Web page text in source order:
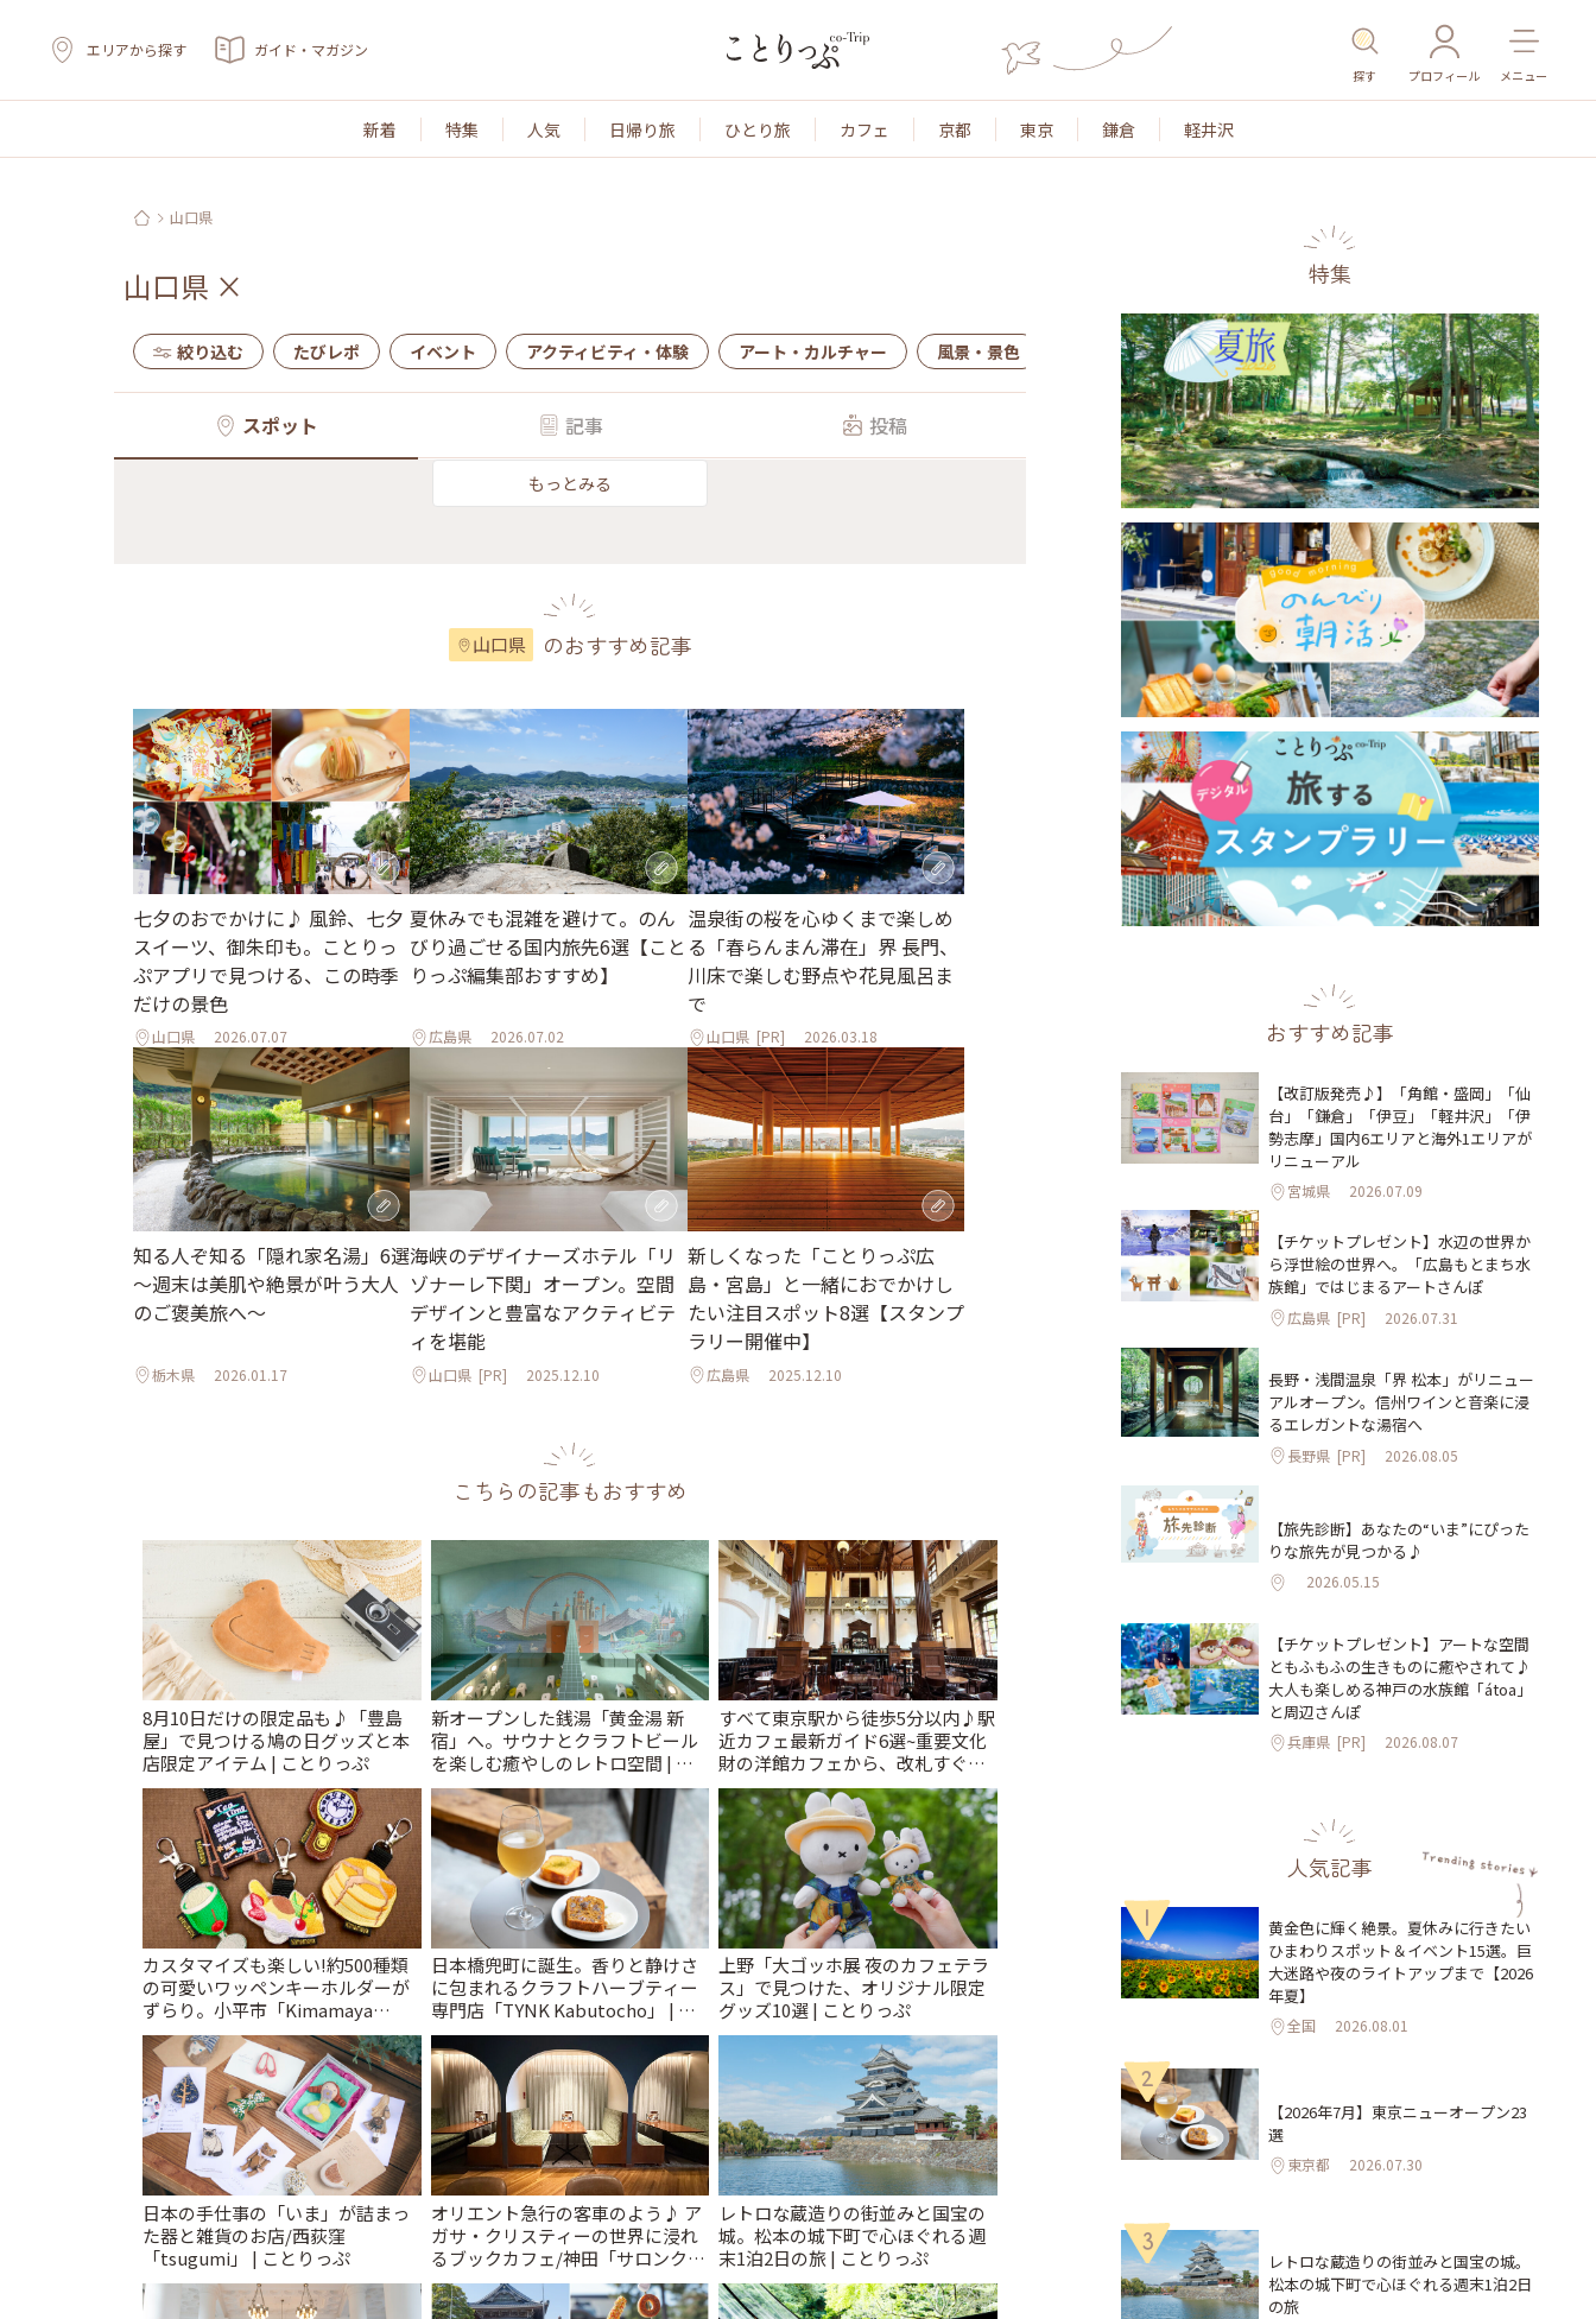
エリアから探す ガイド・マガジン
探す プロフィール メニュー
新着 特集 人気 日帰り旅 ひとり旅 カフェ 京都 東京 鎌倉 軽井沢
山口県
山口県 ×
絞り込む たびレポ イベント アクティビティ・体験 アート・カルチャー 風景・景色 名所・旧跡 温泉・スパ その他施設 ごはん
スポット 記事 投稿
もっとみる
山口県 のおすすめ記事
七夕のおでかけに♪ 風鈴、七夕
スイーツ、御朱印も。ことりっ
ぷアプリで見つける、この時季
だけの景色
山口県 2026.07.07
夏休みでも混雑を避けて。のん
びり過ごせる国内旅先6選【こと
りっぷ編集部おすすめ】
広島県 2026.07.02
温泉街の桜を心ゆくまで楽しめ
る「春らんまん滞在」界 長門、
川床で楽しむ野点や花見風呂ま
で
山口県[PR] 2026.03.18
知る人ぞ知る「隠れ家名湯」6選
～週末は美肌や絶景が叶う大人
のご褒美旅へ～
栃木県 2026.01.17
海峡のデザイナーズホテル「リ
ゾナーレ下関」オープン。空間
デザインと豊富なアクティビテ
ィを堪能
山口県 [PR] 2025.12.10
新しくなった「ことりっぷ広
島・宮島」と一緒におでかけし
たい注目スポット8選【スタンプ
ラリー開催中】
広島県 2025.12.10
こちらの記事もおすすめ
8月10日だけの限定品も♪「豊島
屋」で見つける鳩の日グッズと本
店限定アイテム | ことりっぷ
新オープンした銭湯「黄金湯 新
宿」へ。サウナとクラフトビール
を楽しむ癒やしのレトロ空間 | こ
とりっぷ
すべて東京駅から徒歩5分以内♪駅
近カフェ最新ガイド6選~重要文化
財の洋館カフェから、改札すぐの
レトロ喫茶まで~ | ことりっぷ
カスタマイズも楽しい!約500種類
の可愛いワッペンキーホルダーが
ずらり。小平市「Kimamaya
T&K」 | ことりっぷ
日本橋兜町に誕生。香りと静けさ
に包まれるクラフトハーブティー
専門店「TYNK Kabutocho」 | こ
とりっぷ
上野「大ゴッホ展 夜のカフェテラ
ス」で見つけた、オリジナル限定
グッズ10選 | ことりっぷ
日本の手仕事の「いま」が詰まっ
た器と雑貨のお店/西荻窪
「tsugumi」 | ことりっぷ
オリエント急行の客車のよう♪ ア
ガサ・クリスティーの世界に浸れ
るブックカフェ/神田「サロンクリ
スティ」 | ことりっぷ
レトロな蔵造りの街並みと国宝の
城。松本の城下町で心ほぐれる週
末1泊2日の旅 | ことりっぷ
特集
おすすめ記事
【改訂版発売♪】「角館・盛岡」「仙
台」「鎌倉」「伊豆」「軽井沢」「伊
勢志摩」国内6エリアと海外1エリアが
リニューアル
宮城県 2026.07.09
【チケットプレゼント】水辺の世界か
ら浮世絵の世界へ。「広島もとまち水
族館」ではじまるアートさんぽ
広島県 [PR] 2026.07.31
長野・浅間温泉「界 松本」がリニュー
アルオープン。信州ワインと音楽に浸
るエレガントな湯宿へ
長野県 [PR] 2026.08.05
【旅先診断】あなたの“いま”にぴった
りな旅先が見つかる♪
2026.05.15
【チケットプレゼント】アートな空間
ともふもふの生きものに癒やされて♪
大人も楽しめる神戸の水族館「átoa」
と周辺さんぽ
兵庫県 [PR] 2026.08.07
人気記事
1
黄金色に輝く絶景。夏休みに行きたい
ひまわりスポット＆イベント15選。巨
大迷路や夜のライトアップまで【2026
年夏】
全国 2026.08.01
2
【2026年7月】東京ニューオープン23
選
東京都 2026.07.30
3
レトロな蔵造りの街並みと国宝の城。
松本の城下町で心ほぐれる週末1泊2日
の旅